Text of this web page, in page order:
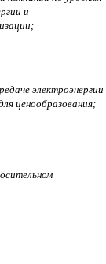
и
электроэнергии
ценообразования;